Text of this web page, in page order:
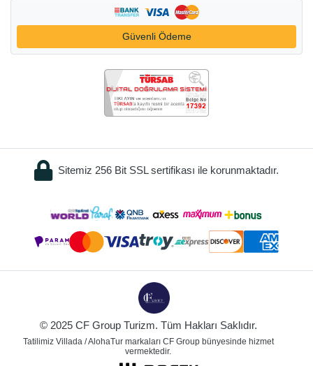
Güvenli Ödeme
Sitemiz 256 Bit SSL sertifikası ile korunmaktadır.
© 2025 CF Group Turizm. Tüm Hakları Saklıdır.
Tatilimiz Villada / AlohaTur markaları CF Group bünyesinde hizmet
vermektedir.